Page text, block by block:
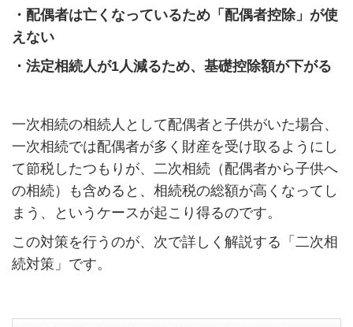
・配偶者は亡くなっているため「配偶者控除」が使
えない
・法定相続人が1人減るため、基礎控除額が下がる
一次相続の相続人として配偶者と子供がいた場合、
一次相続では配偶者が多く財産を受け取るようにし
て節税したつもりが、二次相続（配偶者から子供へ
の相続）も含めると、相続税の総額が高くなってし
まう、というケースが起こり得るのです。
この対策を行うのが、次で詳しく解説する「二次相
続対策」です。